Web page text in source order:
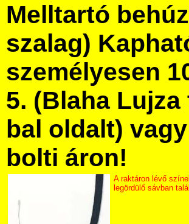
Melltartó
szalag)
személyesen
5. (Blaha
bal oldalt)
bolti áron!
A raktáron lévő
legördülő sávban